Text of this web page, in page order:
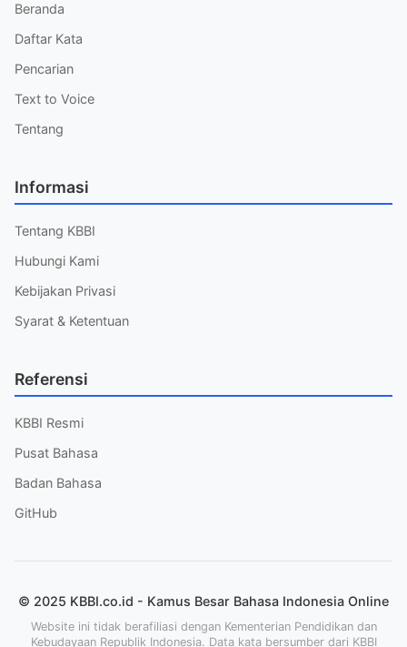
Beranda
Daftar Kata
Pencarian
Text to Voice
Tentang
Informasi
Tentang KBBI
Hubungi Kami
Kebijakan Privasi
Syarat & Ketentuan
Referensi
KBBI Resmi
Pusat Bahasa
Badan Bahasa
GitHub
© 2025 KBBI.co.id - Kamus Besar Bahasa Indonesia Online
Website ini tidak berafiliasi dengan Kementerian Pendidikan dan
Kebudayaan Republik Indonesia. Data kata bersumber dari KBBI